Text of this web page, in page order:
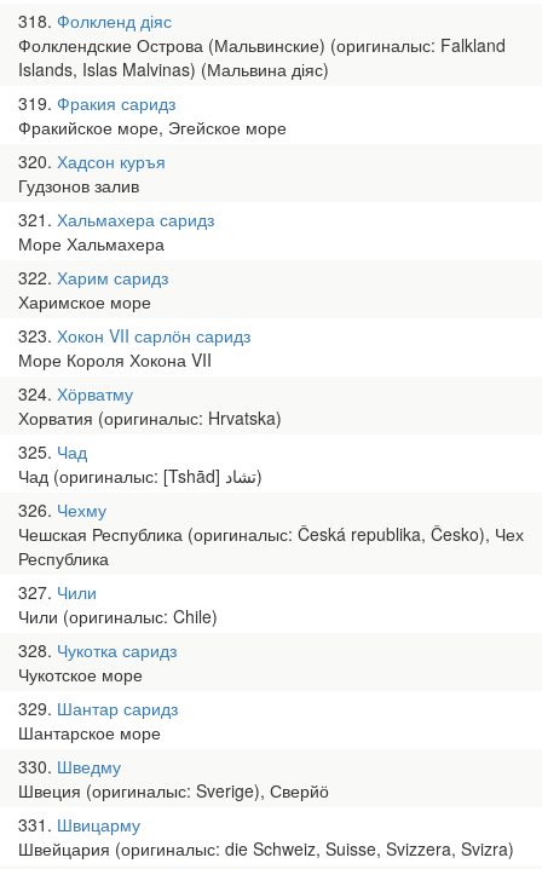
318 Фолкленд діяс
Фолклендские Острова (Мальвинские) (оригиналыс: Falkland
Islands, Islas Malvinas) (Мальвина діяс)
319 Фракия саридз
Фракийское море, Эгейское море
320 Хадсон куръя
Гудзонов залив
321 Хальмахера саридз
Море Хальмахера
322 Харим саридз
Харимское море
323 Хокон VII сарлӧн саридз
Море Короля Хокона VII
324 Хӧрватму
Хорватия (оригиналыс: Hrvatska)
325 Чад
Чад (оригиналыс: [Tshād] تشاد)
326 Чехму
Чешская Республика (оригиналыс: Česká republika, Česko), Чех
Республика
327 Чили
Чили (оригиналыс: Chile)
328 Чукотка саридз
Чукотское море
329 Шантар саридз
Шантарское море
330 Шведму
Швеция (оригиналыс: Sverige), Сверйӧ
331 Швицарму
Швейцария (оригиналыс: die Schweiz, Suisse, Svizzera, Svizra)